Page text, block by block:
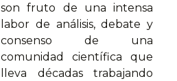
son fruto de una intensa
labor de análisis, debate y
consenso de una
comunidad científica que
lleva décadas trabajando